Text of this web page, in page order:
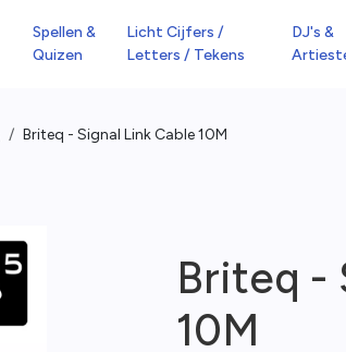
Spellen &
Quizen
Licht Cijfers /
Letters / Tekens
DJ's &
Briteq - Signal Link Cable 10M
Briteq -
10M